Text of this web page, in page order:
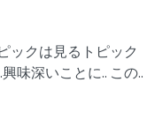
ックは見るトピック
味深いことに.. この..